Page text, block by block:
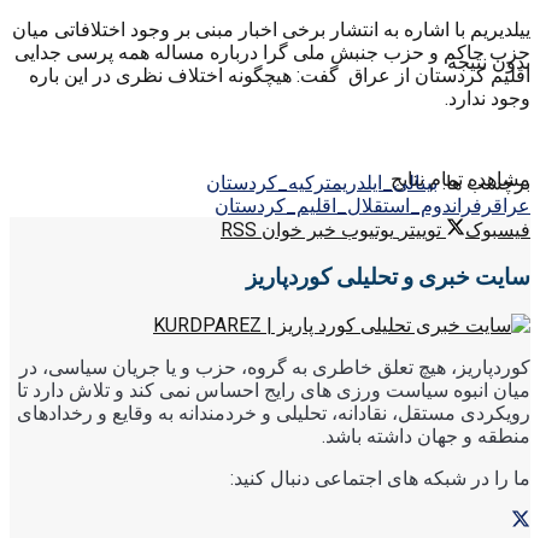
بدون نتیجه
مشاهده تمام نتایج
ییلدیریم با اشاره به انتشار برخی اخبار مبنی بر وجود اختلافاتی میان
حزب حاکم و حزب جنبش ملی گرا درباره مساله همه پرسی جدایی
اقلیم کردستان از عراق گفت: هیچگونه اختلاف نظری در این باره
وجود ندارد.
برچسب ها: بینالی_ایلدریمترکیه_کردستان
عراقرفراندوم_استقلال_اقلیم_کردستان
فیسبوک
توییتر یوتیوب خبر خوان RSS
سایت خبری و تحلیلی کوردپاریز
کوردپاریز، هیچ تعلق خاطری به گروه، حزب و یا جریان سیاسی، در
میان انبوه سیاست ورزی های رایج احساس نمی کند و تلاش دارد تا
رویکردی مستقل، نقادانه، تحلیلی و خردمندانه به وقایع و رخدادهای
منطقه و جهان داشته باشد.
ما را در شبکه های اجتماعی دنبال کنید: